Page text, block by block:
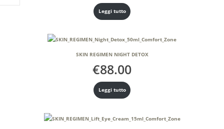
Leggi tutto
SKIN REGIMEN NIGHT DETOX
€88.00
Leggi tutto